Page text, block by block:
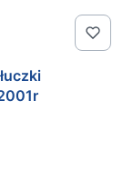
2001r